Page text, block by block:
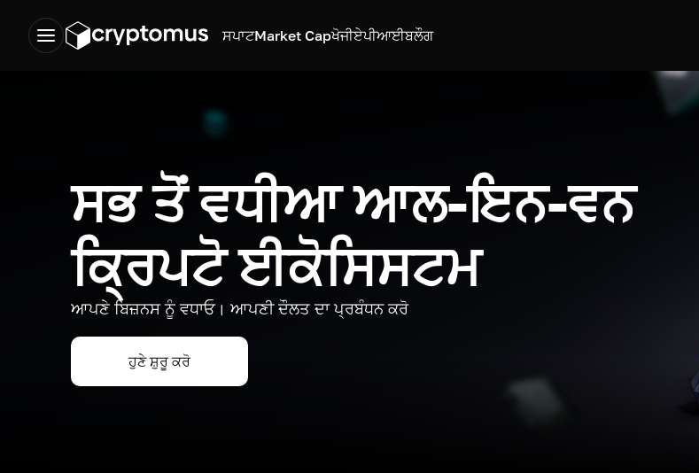
ਸਪਾਟMarket Capਖੋਜੀਏਪੀਆਈਬਲੌਗ
ਸਭ ਤੋਂ ਵਧੀਆ ਆਲ-ਇਨ-ਵਨ
ਕ੍ਰਿਪਟੋ ਈਕੋਸਿਸਟਮ
ਆਪਣੇ ਬਿਜ਼ਨਸ ਨੂੰ ਵਧਾਓ। ਆਪਣੀ ਦੌਲਤ ਦਾ ਪ੍ਰਬੰਧਨ ਕਰੋ
ਹੁਣੇ ਸ਼ੁਰੂ ਕਰੋ